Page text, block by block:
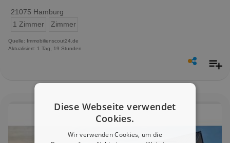
21075 Hamburg
1 Zimmer
Zimmer
Quelle: Immobilienscout24.de
Aktualisiert: 1 Tag, 19 Stunden
Diese Webseite verwendet
Cookies.
Wir verwenden Cookies, um die